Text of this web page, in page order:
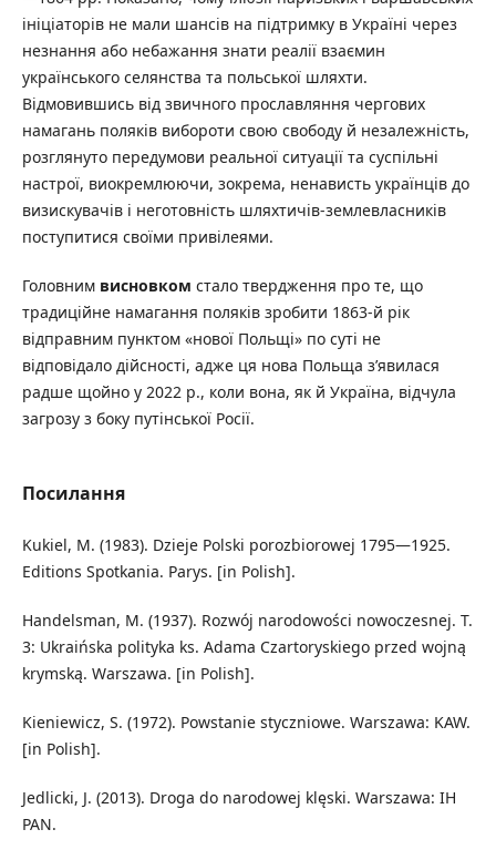
ініціаторів не мали шансів на підтримку в Україні через
незнання або небажання знати реалії взаємин
українського селянства та польської шляхти.
Відмовившись від звичного прославляння чергових
намагань поляків вибороти свою свободу й незалежність,
розглянуто передумови реальної ситуації та суспільні
настрої, виокремлюючи, зокрема, ненависть українців до
визискувачів і неготовність шляхтичів-землевласників
поступитися своїми привілеями.
Головним висновком стало твердження про те, що
традиційне намагання поляків зробити 1863-й рік
відправним пунктом «нової Польщі» по суті не
відповідало дійсності, адже ця нова Польща з’явилася
радше щойно у 2022 р., коли вона, як й Україна, відчула
загрозу з боку путінської Росії.
Посилання
Kukiel, M. (1983). Dzieje Polski porozbiorowej 1795—1925.
Editions Spotkania. Parys. [in Polish].
Handelsman, M. (1937). Rozwój narodowości nowoczesnej. T.
3: Ukraińska polityka ks. Adama Czartoryskiego przed wojną
krymską. Warszawa. [in Polish].
Kieniewicz, S. (1972). Powstanie styczniowe. Warszawa: KAW.
[in Polish].
Jedlicki, J. (2013). Droga do narodowej klęski. Warszawa: IH
PAN.